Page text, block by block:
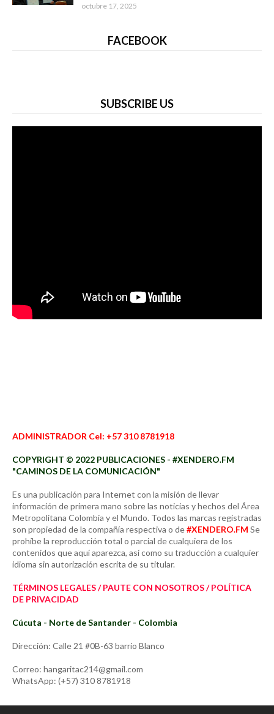
octubre 17, 2025
FACEBOOK
SUBSCRIBE US
ADMINISTRADOR Cel: +57 310 8781918
COPYRIGHT © 2022 PUBLICACIONES - #XENDERO.FM
"CAMINOS DE LA COMUNICACIÓN"
Es una publicación para Internet con la misión de llevar
información de primera mano sobre las noticias y hechos del Área
Metropolitana Colombia y el Mundo. Todos las marcas registradas
son propiedad de la compañía respectiva o de#XENDERO.FM Se
prohíbe la reproducción total o parcial de cualquiera de los
contenidos que aquí aparezca, así como su traducción a cualquier
idioma sin autorización escrita de su titular.
TÉRMINOS LEGALES / PAUTE CON NOSOTROS / POLÍTICA
DE PRIVACIDAD
Cúcuta - Norte de Santander - Colombia
Dirección: Calle 21 #0B-63 barrio Blanco
Correo: hangaritac214@gmail.com
WhatsApp: (+57) 310 8781918